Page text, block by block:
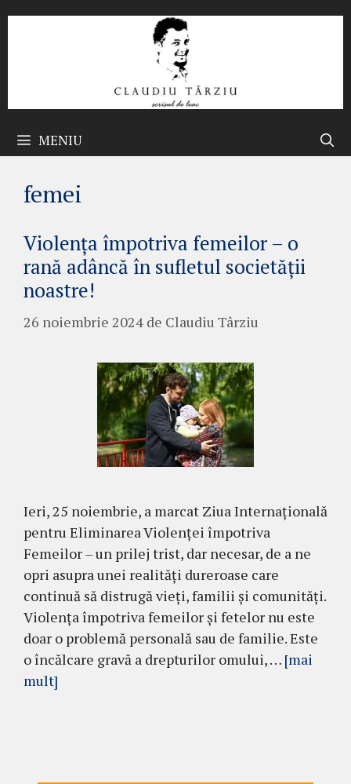
MENIU
femei
Violența împotriva femeilor – o
rană adâncă în sufletul societății
noastre!
26 noiembrie 2024 de Claudiu Târziu
Ieri, 25 noiembrie, a marcat Ziua Internațională
pentru Eliminarea Violenței împotriva
Femeilor – un prilej trist, dar necesar, de a ne
opri asupra unei realități dureroase care
continuă să distrugă vieți, familii și comunități.
Violența împotriva femeilor și fetelor nu este
doar o problemă personală sau de familie. Este
o încălcare gravă a drepturilor omului, … [mai
mult]